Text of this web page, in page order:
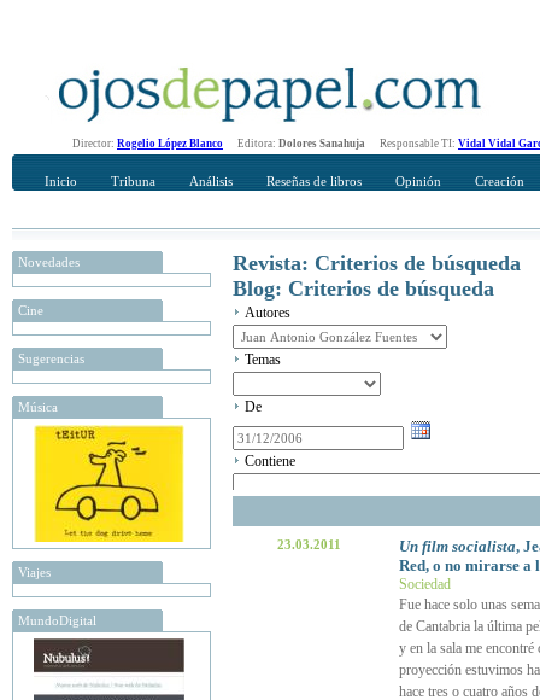
Director: Rogelio López Blanco Editora: Dolores Sanahuja Responsable TI: Vidal Vidal
Inicio Tribuna Análisis Reseñas de libros Opinión Creación
Novedades
Cine
Sugerencias
Música
Viajes
MundoDigital
Revista: Criterios de búsqueda
Blog: Criterios de búsqueda
Autores
Temas
De
Contiene
23.03.2011 Un film socialista,
Red, o no mirarse a
Sociedad
Fue hace solo unas
de Cantabria la última
y en la sala me
proyección estuvimos
hace tres o cuatro años